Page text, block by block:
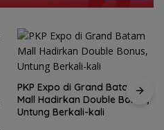
PKP Expo di Grand Batam
Mall Hadirkan Double Bonus,
Untung Berkali-kali